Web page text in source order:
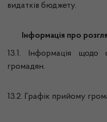
видатків бюджету.
Інформація про
13.1. Інформація щодо
громадян.
13.2. Графік прийому